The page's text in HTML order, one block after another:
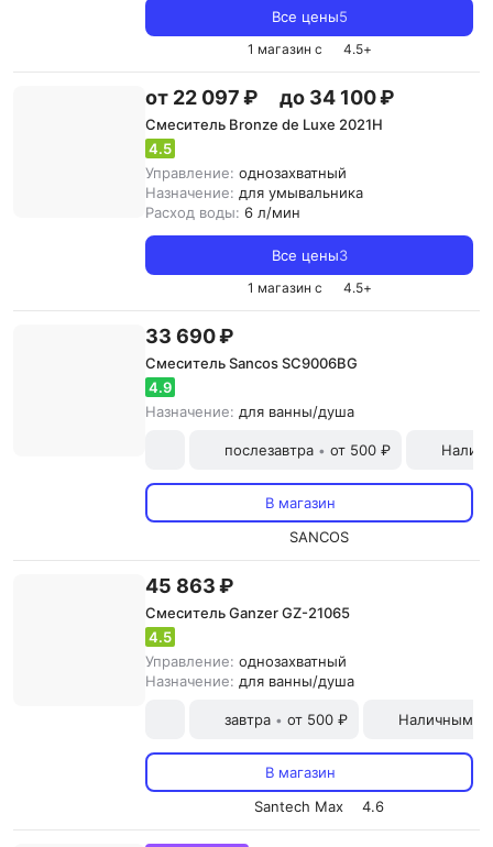
Все цены5
1 магазин с 4.5+
от 22 097 ₽ до 34 100 ₽
Смеситель Bronze de Luxe 2021H
4.5
Управление: однозахватный
Назначение: для умывальника
Расход воды: 6 л/мин
Все цены3
1 магазин с 4.5+
33 690 ₽
Смеситель Sancos SC9006BG
4.9
Назначение: для ванны/душа
послезавтра • от 500 ₽
В магазин
SANCOS
45 863 ₽
Смеситель Ganzer GZ-21065
4.5
Управление: однозахватный
Назначение: для ванны/душа
завтра • от 500 ₽ Наличными
В магазин
Santech Max
4.6